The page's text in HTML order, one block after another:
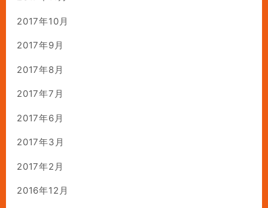
2017年10月
2017年9月
2017年8月
2017年7月
2017年6月
2017年3月
2017年2月
2016年12月